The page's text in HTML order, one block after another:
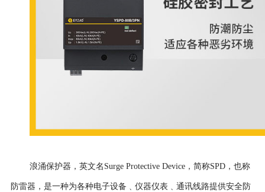
浪涌保护器，英文名Surge Protective Device，简称SPD，也称
防雷器，是一种为各种电子设备﹑仪器仪表﹑通讯线路提供安全防